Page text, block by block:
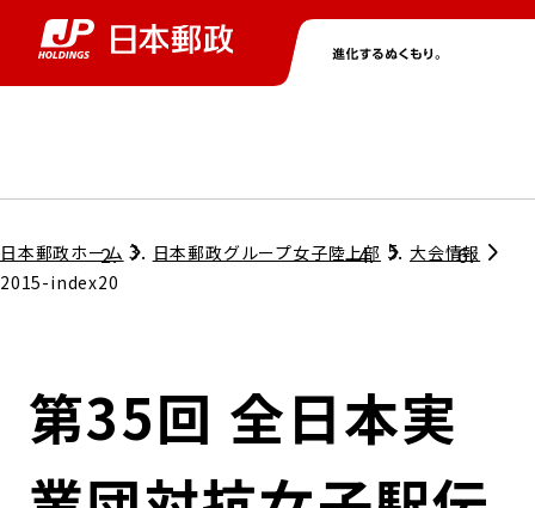
グループ情報トップ
コンプライアンス
ガバナンス
株主・投資家情報トップ
個人投資家のみなさまへ
株式情報
ニューストップ
サステナビリティトップ
担当役員メッセージ
サステナビリティマネジメント
採用情報トップ
日本郵政ホーム 日本郵政グループ女子陸上部
大会情報
2015-index20
第35回 全日本実